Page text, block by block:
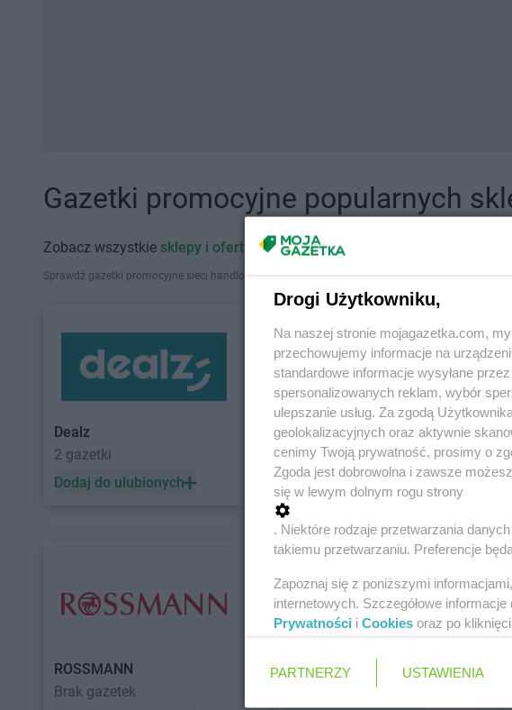
Gazetki promocyjne popularnych
Zobacz wszystkie sklepy i oferty promocyjne
Sprawdź gazetki promocyjne sieci handlowych, które działają w Polsce. Znajdziesz tutaj
Dealz
2 gazetki
Dodaj do ulubionych
POLOmarket
11 gazetek
Dodaj do ulubionych
ROSSMANN
Brak gazetek
Auchan
Drogi Użytkowniku,
Na naszej stronie mojagazetka.com,
przechowujemy informacje na
standardowe informacje wysyłane
spersonalizowanych reklam, wybór
ulepszanie usług. Za zgodą
geolokalizacyjnych oraz aktywnie
cenimy Twoją prywatność, prosimy o
Zgoda jest dobrowolna i zawsze
się w lewym dolnym rogu strony
. Niektóre rodzaje przetwarzania
takiemu przetwarzaniu. Preferencje
Zapoznaj się z poniższymi
internetowych. Szczegółowe
Prywatności i Cookies oraz po
PARTNERZY USTAWIENIA